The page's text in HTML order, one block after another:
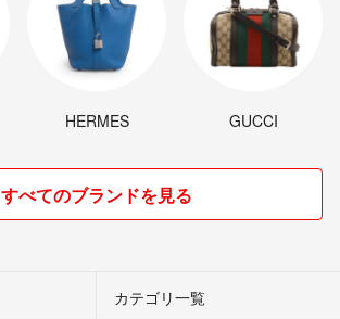
HERMES GUCCI
すべてのブランドを見る
カテゴリ一覧